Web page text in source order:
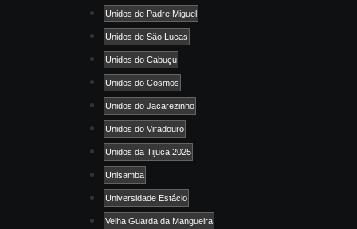
Unidos de Padre Miguel
Unidos de São Lucas
Unidos do Cabuçu
Unidos do Cosmos
Unidos do Jacarezinho
Unidos do Viradouro
Unidos da Tijuca 2025
Unisamba
Universidade Estácio
Velha Guarda da Mangueira